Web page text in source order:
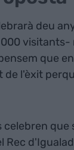
deu
que
de l'èxit
celebren
Rec